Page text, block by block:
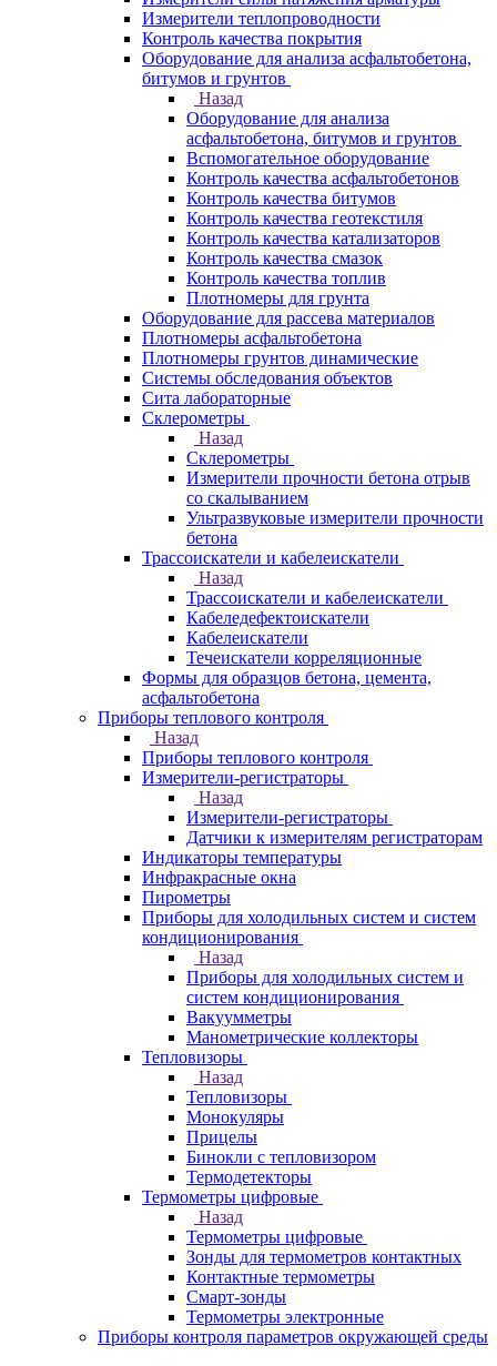
Измерители теплопроводности
Контроль качества покрытия
Оборудование для анализа асфальтобетона,
битумов и грунтов
Назад
Оборудование для анализа
асфальтобетона, битумов и грунтов
Вспомогательное оборудование
Контроль качества асфальтобетонов
Контроль качества битумов
Контроль качества геотекстиля
Контроль качества катализаторов
Контроль качества смазок
Контроль качества топлив
Плотномеры для грунта
Оборудование для рассева материалов
Плотномеры асфальтобетона
Плотномеры грунтов динамические
Системы обследования объектов
Сита лабораторные
Склерометры
Назад
Склерометры
Измерители прочности бетона отрыв
со скалыванием
Ультразвуковые измерители прочности
бетона
Трассоискатели и кабелеискатели
Назад
Трассоискатели и кабелеискатели
Кабеледефектоискатели
Кабелеискатели
Течеискатели корреляционные
Формы для образцов бетона, цемента,
асфальтобетона
Приборы теплового контроля
Назад
Приборы теплового контроля
Измерители-регистраторы
Назад
Измерители-регистраторы
Датчики к измерителям регистраторам
Индикаторы температуры
Инфракрасные окна
Пирометры
Приборы для холодильных систем и систем
кондиционирования
Назад
Приборы для холодильных систем и
систем кондиционирования
Вакуумметры
Манометрические коллекторы
Тепловизоры
Назад
Тепловизоры
Монокуляры
Прицелы
Бинокли с тепловизором
Термодетекторы
Термометры цифровые
Назад
Термометры цифровые
Зонды для термометров контактных
Контактные термометры
Смарт-зонды
Термометры электронные
Приборы контроля параметров окружающей среды